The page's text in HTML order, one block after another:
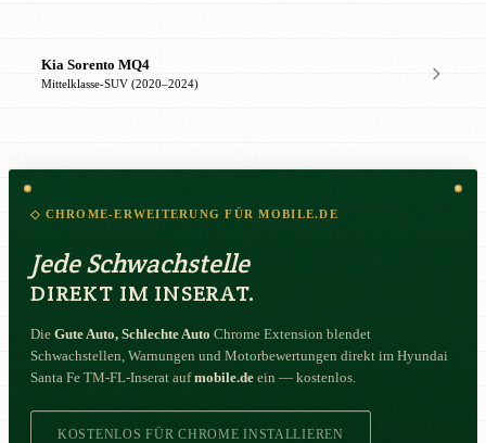
Kia Sorento MQ4
Mittelklasse-SUV (2020–2024)
◇ CHROME-ERWEITERUNG FÜR MOBILE.DE
Jede Schwachstelle
DIREKT IM INSERAT.
Die Gute Auto, Schlechte Auto Chrome Extension blendet
Schwachstellen, Warnungen und Motorbewertungen direkt im Hyundai
Santa Fe TM-FL-Inserat aufmobile.de ein — kostenlos.
KOSTENLOS FÜR CHROME INSTALLIEREN